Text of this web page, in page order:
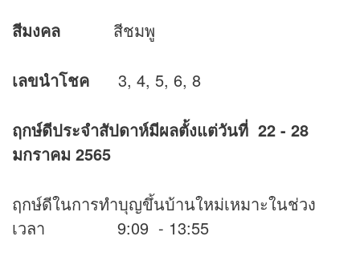
สีมงคล สีชมพู
เลขนำโชค 3, 4, 5, 6, 8
ฤกษ์ดีประจำสัปดาห์มีผลตั้งแต่วันที่ 22 - 28
มกราคม 2565
ฤกษ์ดีในการทำบุญขึ้นบ้านใหม่เหมาะในช่วง
เวลา 9:09 - 13:55